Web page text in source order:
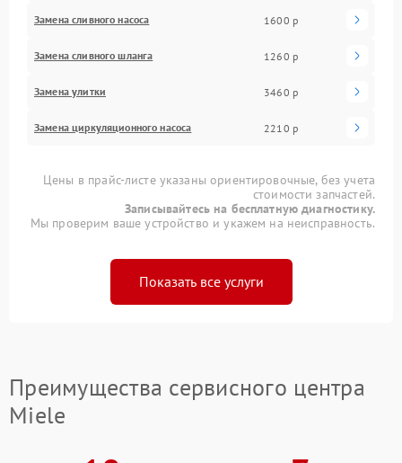
Замена сливного насоса 1600 р
Замена сливного шланга 1260 р
Замена улитки 3460 р
Замена циркуляционного насоса 2210 р
Цены в прайс-листе указаны ориентировочные, без учета
стоимости запчастей.
Записывайтесь на бесплатную диагностику.
Мы проверим ваше устройство и укажем на неисправность.
Показать все услуги
Преимущества сервисного центра
Miele